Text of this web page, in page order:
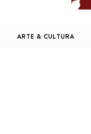
ARTE & CULTURA